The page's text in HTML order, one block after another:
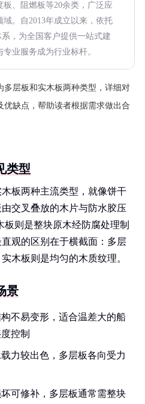
、阻燃板等20余类，广泛应
。自2013年成立以来，依托
，为全国客户提供一站式建
业服务成为行业标杆。
多层板和实木板两种类型，详细对
优缺点，帮助读者根据需求做出合
类型
板两种主流类型，就像饼干
交叉叠放的木片与防水胶压
则是整块原木经防腐处理制
观的区别在于横截面：多层
木板则是均匀的木质纹理。
景
构不易变形，适合温差大的船
控制
载力较出色，多层板各向受力
可修补，多层板通常需整块